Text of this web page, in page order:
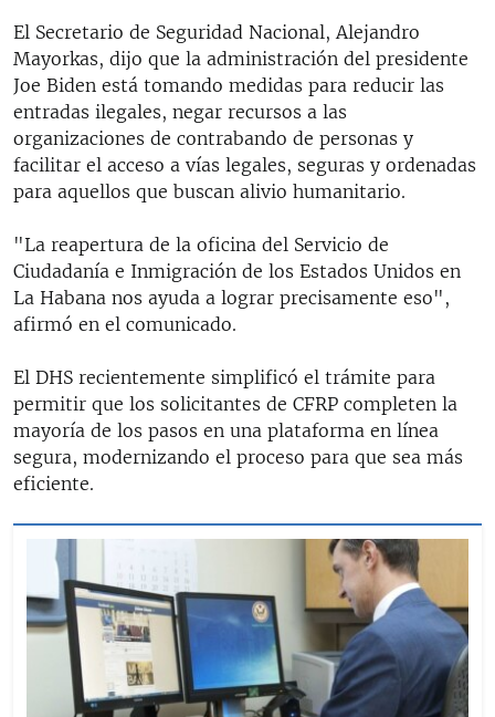
El Secretario de Seguridad Nacional, Alejandro
Mayorkas, dijo que la administración del presidente
Joe Biden está tomando medidas para reducir las
entradas ilegales, negar recursos a las
organizaciones de contrabando de personas y
facilitar el acceso a vías legales, seguras y ordenadas
para aquellos que buscan alivio humanitario.
"La reapertura de la oficina del Servicio de
Ciudadanía e Inmigración de los Estados Unidos en
La Habana nos ayuda a lograr precisamente eso",
afirmó en el comunicado.
El DHS recientemente simplificó el trámite para
permitir que los solicitantes de CFRP completen la
mayoría de los pasos en una plataforma en línea
segura, modernizando el proceso para que sea más
eficiente.